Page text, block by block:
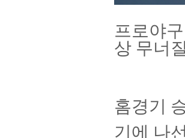
프로야
상 무너
홈경기
기에 나